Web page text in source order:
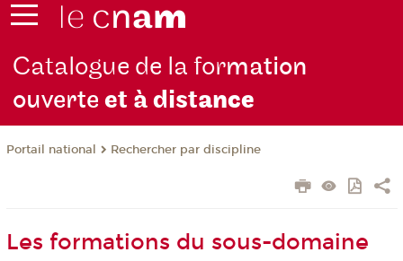
Catalogue de la formation
ouverteet à distance
Portail national Rechercher par discipline
Les formations du sous-domaine